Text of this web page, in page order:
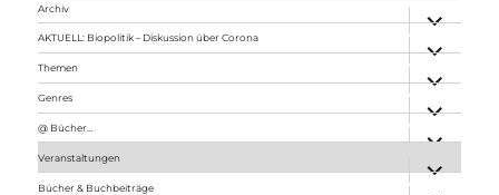
Archiv
anzeigen
AKTUELL: Biopolitik – Diskussion über Corona
anzeigen
Themen
anzeigen
Genres
anzeigen
@ Bücher…
Veranstaltungen
anzeigen
Bücher & Buchbeiträge